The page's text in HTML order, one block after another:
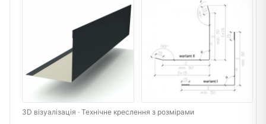
3D візуалізація · Технічне креслення з розмірами